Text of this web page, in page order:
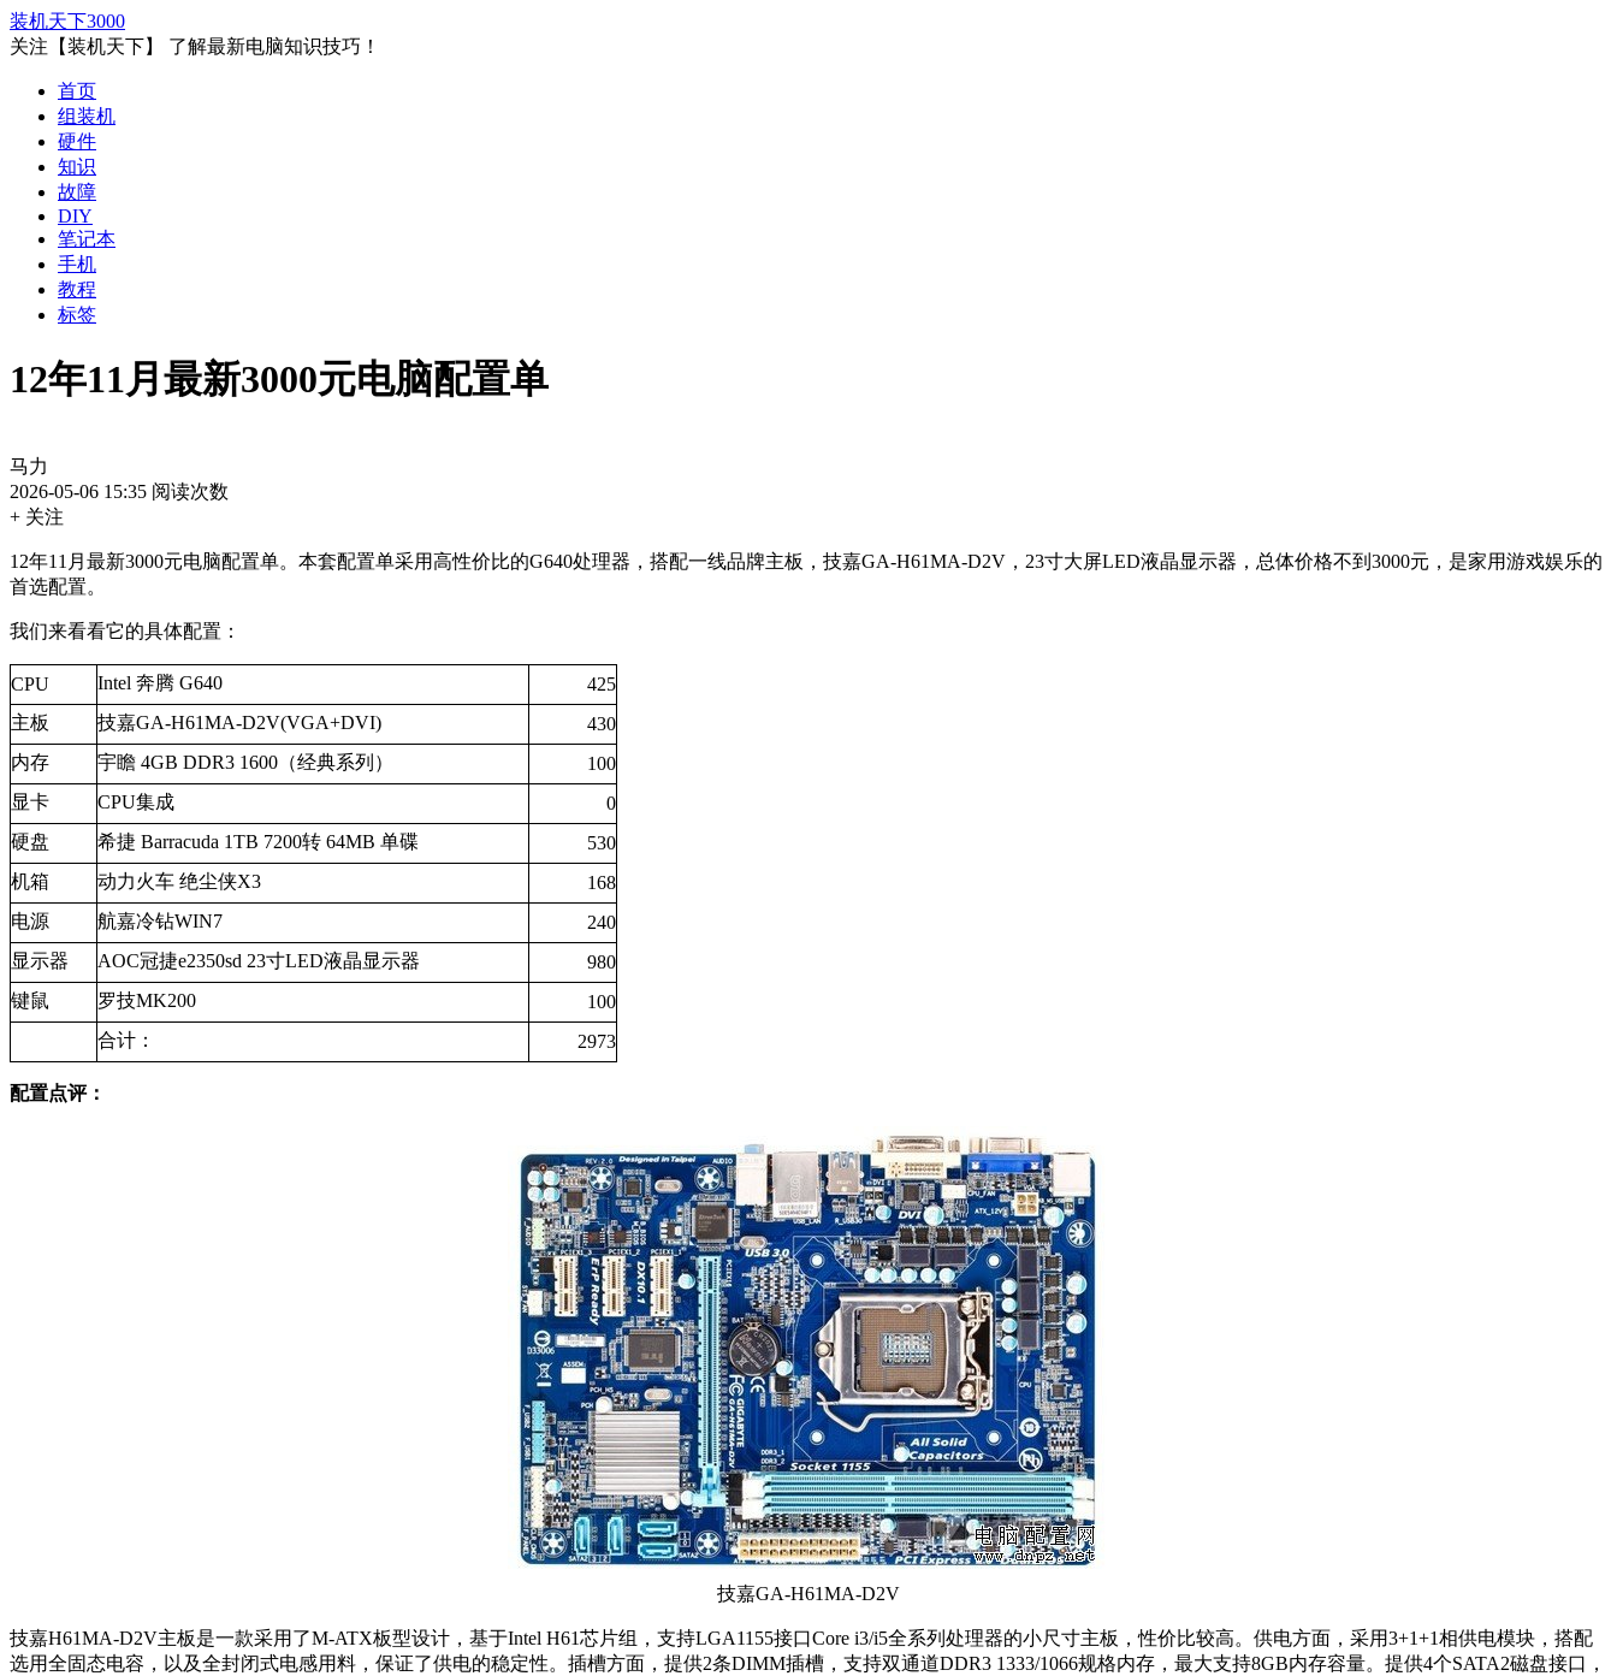
装机天下3000
关注【装机天下】 了解最新电脑知识技巧！
首页
组装机
硬件
知识
故障
DIY
笔记本
手机
教程
标签
12年11月最新3000元电脑配置单
马力
2026-05-06 15:35 阅读次数
+ 关注
12年11月最新3000元电脑配置单。本套配置单采用高性价比的G640处理器，搭配一线品牌主板，技嘉GA-H61MA-D2V，23寸大屏LED液晶显示器，总体价格不到3000元，是家用游戏娱乐的
首选配置。
我们来看看它的具体配置：
CPU Intel 奔腾 G640
425
主板
技嘉GA-H61MA-D2V(VGA+DVI)
430
内存
宇瞻 4GB DDR3 1600（经典系列）
100
显卡
CPU集成
0
硬盘
希捷 Barracuda 1TB 7200转 64MB 单碟
530
机箱
动力火车 绝尘侠X3
168
电源
航嘉冷钻WIN7
240
显示器
AOC冠捷e2350sd 23寸LED液晶显示器
980
键鼠
罗技MK200
100
合计：
2973
配置点评：
技嘉GA-H61MA-D2V
技嘉H61MA-D2V主板是一款采用了M-ATX板型设计，基于Intel H61芯片组，支持LGA1155接口Core i3/i5全系列处理器的小尺寸主板，性价比较高。供电方面，采用3+1+1相供电模块，搭配
选用全固态电容，以及全封闭式电感用料，保证了供电的稳定性。插槽方面，提供2条DIMM插槽，支持双通道DDR3 1333/1066规格内存，最大支持8GB内存容量。提供4个SATA2磁盘接口，